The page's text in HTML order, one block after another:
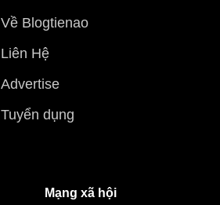
Về Blogtienao
Liên Hệ
Advertise
Tuyển dụng
Mạng xã hội